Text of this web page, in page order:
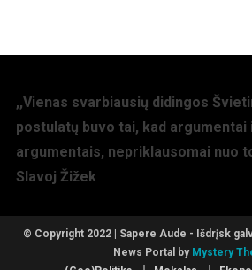
,,Vienas svarbiausių didingos
postulatų buvo tai, kad argumentai
argumentais, nepriklausomai nuo
Slavoj Žižek
© Copyright 2022 | Sapere Aude - Išdrįsk
News Portal by Mystery